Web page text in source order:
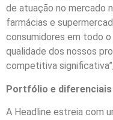
de atuação no mercado
farmácias e
consumidores em todo o
qualidade dos nossos
competitiva
Portfólio e diferenciais
A Headline estreia com